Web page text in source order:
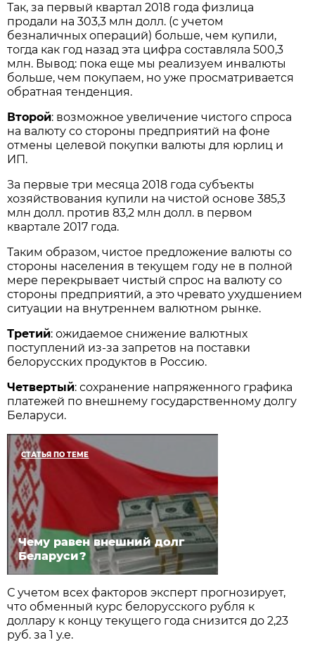
Так, за первый квартал 2018 года физлица
продали на 303,3 млн долл. (с учетом
безналичных операций) больше, чем купили,
тогда как год назад эта цифра составляла 500,3
млн. Вывод: пока еще мы реализуем инвалюты
больше, чем покупаем, но уже просматривается
обратная тенденция.
Второй: возможное увеличение чистого спроса
на валюту со стороны предприятий на фоне
отмены целевой покупки валюты для юрлиц и
ИП.
За первые три месяца 2018 года субъекты
хозяйствования купили на чистой основе 385,3
млн долл. против 83,2 млн долл. в первом
квартале 2017 года.
Таким образом, чистое предложение валюты со
стороны населения в текущем году не в полной
мере перекрывает чистый спрос на валюту со
стороны предприятий, а это чревато ухудшением
ситуации на внутреннем валютном рынке.
Третий: ожидаемое снижение валютных
поступлений из-за запретов на поставки
белорусских продуктов в Россию.
Четвертый: сохранение напряженного графика
платежей по внешнему государственному долгу
Беларуси.
СТАТЬЯ ПО ТЕМЕ
Чему равен внешний долг
Беларуси?
С учетом всех факторов эксперт прогнозирует,
что обменный курс белорусского рубля к
доллару к концу текущего года снизится до 2,23
руб. за 1 у.е.